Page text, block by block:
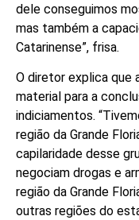
dele conseguimos
mas também a
Catarinense”, frisa.
O diretor explica que
material para a
indiciamentos.
região da Grande
capilaridade desse
negociam drogas e
região da Grande
outras regiões do